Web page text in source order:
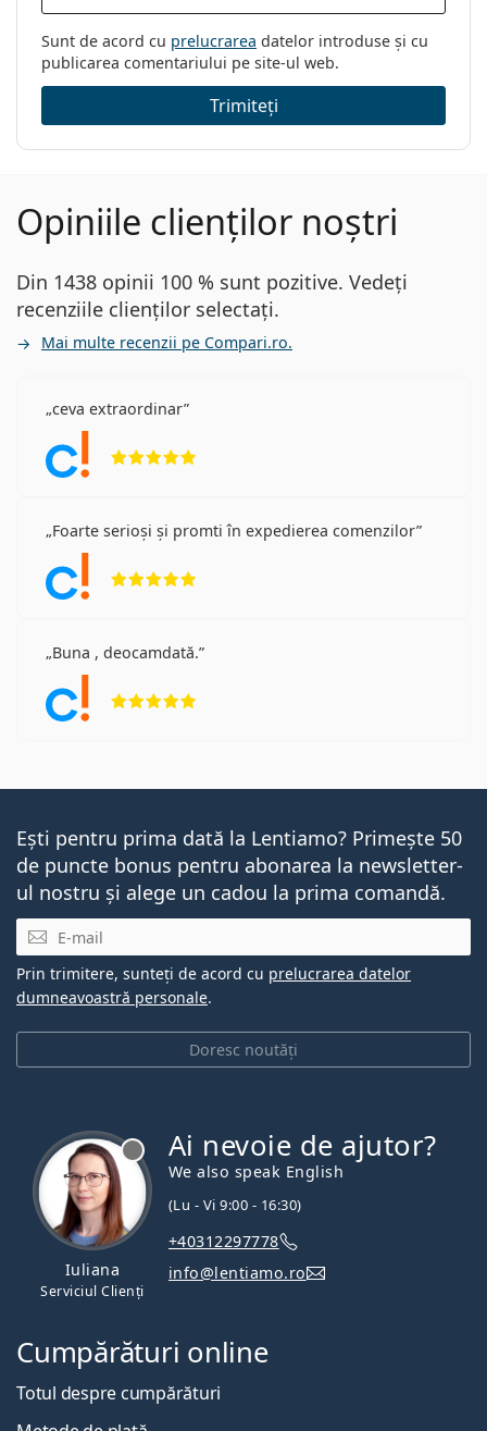
Sunt de acord cu prelucrarea datelor introduse și cu
publicarea comentariului pe site-ul web.
Trimiteți
Opiniile clienților noștri
Din 1438 opinii 100 % sunt pozitive. Vedeți
recenziile clienților selectați.
Mai multe recenzii pe Compari.ro.
ceva extraordinar
Foarte serioși și promti în expedierea comenzilor
Buna , deocamdată.
Ești pentru prima dată la Lentiamo? Primește 50
de puncte bonus pentru abonarea la newsletter-
ul nostru și alege un cadou la prima comandă.
E-mail
Doresc noutăți
Prin trimitere, sunteți de acord cu prelucrarea datelor
dumneavoastră personale.
Iuliana
Serviciul Clienți
Ai nevoie de ajutor?
We also speak English
(Lu - Vi 9:00 - 16:30)
+40312297778
info@lentiamo.ro
Cumpărături online
Totul despre cumpărături